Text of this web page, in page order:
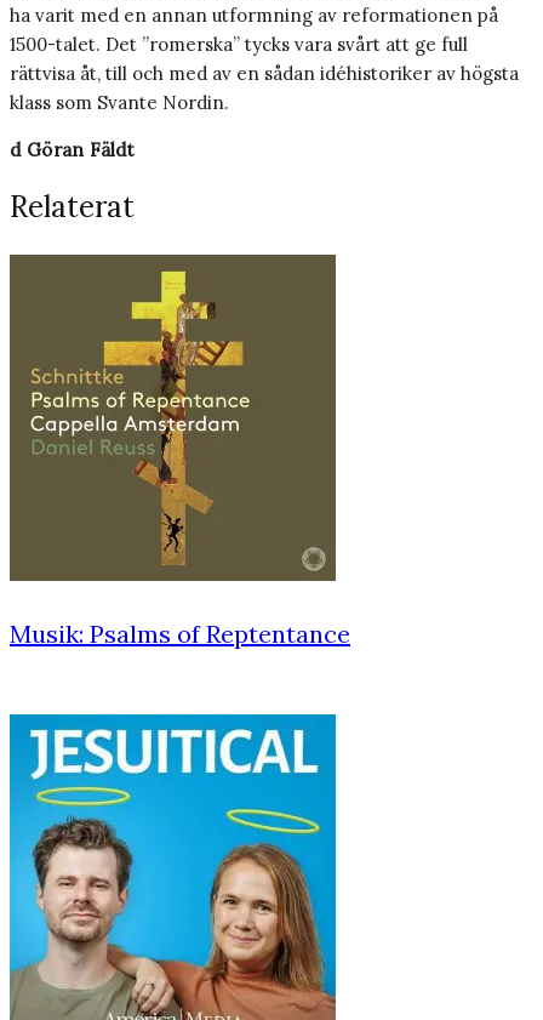
ha varit med en annan utformning av reformationen på
1500-talet. Det ”romerska” tycks vara svårt att ge full
rättvisa åt, till och med av en sådan idéhistoriker av högsta
klass som Svante Nordin.
d Göran Fäldt
Relaterat
Musik: Psalms of Reptentance